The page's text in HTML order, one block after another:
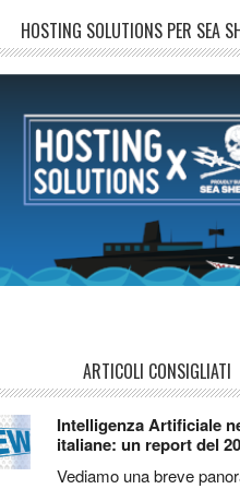
HOSTING SOLUTIONS PER SEA
ARTICOLI CONSIGLIATI
Intelligenza Artificiale
italiane: un report del
Vediamo una breve